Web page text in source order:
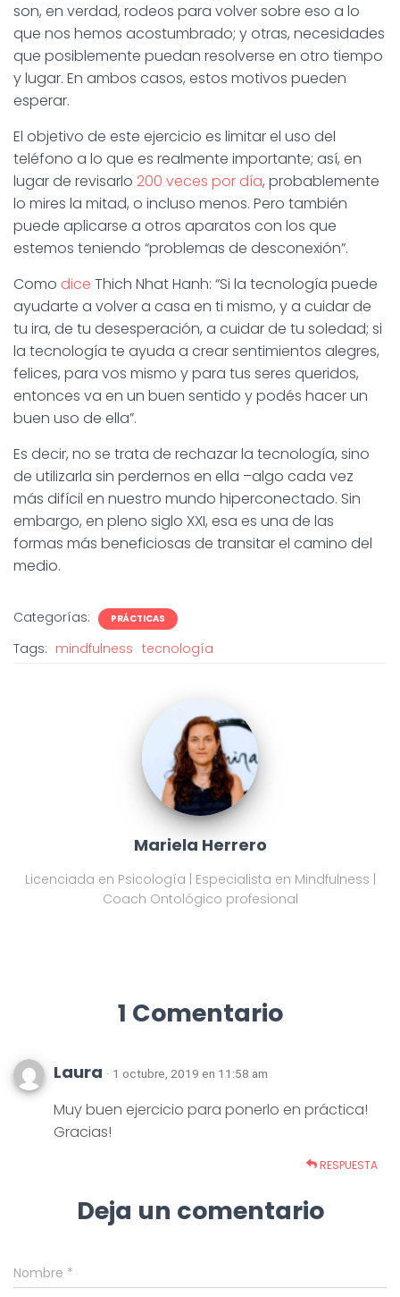
son, en verdad, rodeos para volver sobre eso a lo
que nos hemos acostumbrado; y otras, necesidades
que posiblemente puedan resolverse en otro tiempo
y lugar. En ambos casos, estos motivos pueden
esperar.
El objetivo de este ejercicio es limitar el uso del
teléfono a lo que es realmente importante; así, en
lugar de revisarlo 200 veces por día, probablemente
lo mires la mitad, o incluso menos. Pero también
puede aplicarse a otros aparatos con los que
estemos teniendo “problemas de desconexión”.
Como dice Thich Nhat Hanh: “Si la tecnología puede
ayudarte a volver a casa en ti mismo, y a cuidar de
tu ira, de tu desesperación, a cuidar de tu soledad; si
la tecnología te ayuda a crear sentimientos alegres,
felices, para vos mismo y para tus seres queridos,
entonces va en un buen sentido y podés hacer un
buen uso de ella”.
Es decir, no se trata de rechazar la tecnología, sino
de utilizarla sin perdernos en ella –algo cada vez
más difícil en nuestro mundo hiperconectado. Sin
embargo, en pleno siglo XXI, esa es una de las
formas más beneficiosas de transitar el camino del
medio.
Categorías: PRÁCTICAS
Tags: mindfulness tecnología
Mariela Herrero
Licenciada en Psicología | Especialista en Mindfulness |
Coach Ontológico profesional
1 Comentario
Laura · 1 octubre, 2019 en 11:58 am
Muy buen ejercicio para ponerlo en práctica!
Gracias!
RESPUESTA
Deja un comentario
Nombre *